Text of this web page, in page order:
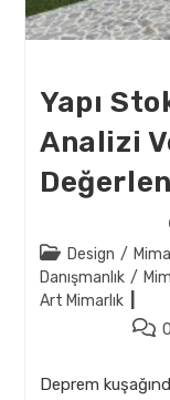
Yapı
Analizi
Post
category:
Design /
Danışmanlık /
Art Mimarlık
Post
Deprem